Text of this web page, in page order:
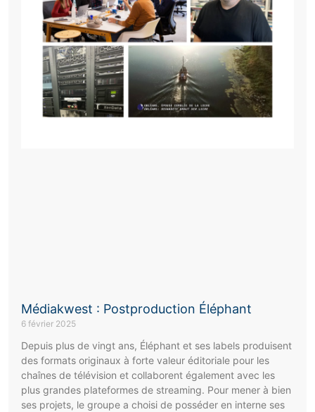
Médiakwest : Postproduction Éléphant
6 février 2025
Depuis plus de vingt ans, Éléphant et ses labels produisent
des formats originaux à forte valeur éditoriale pour les
chaînes de télévision et collaborent également avec les
plus grandes plateformes de streaming. Pour mener à bien
ses projets, le groupe a choisi de posséder en interne ses